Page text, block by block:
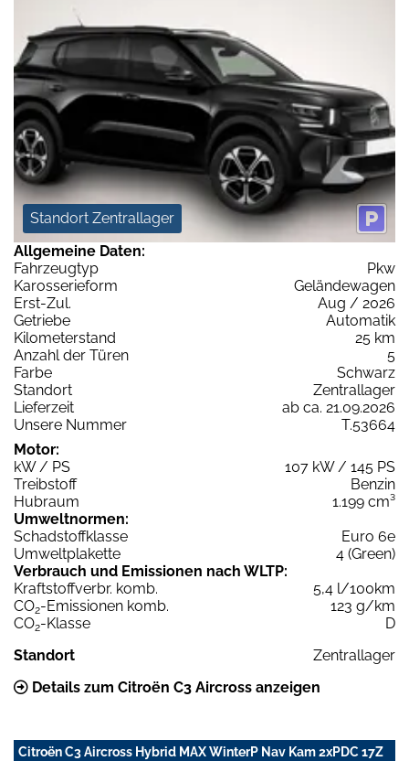
Standort Zentrallager
Allgemeine Daten:
Fahrzeugtyp
Pkw
Karosserieform
Geländewagen
Erst-Zul.
Aug / 2026
Getriebe
Automatik
Kilometerstand
25 km
Anzahl der Türen
5
Farbe
Schwarz
Standort
Zentrallager
Lieferzeit
ab ca. 21.09.2026
Unsere Nummer
T.53664
Motor:
kW / PS
107 kW / 145 PS
Treibstoff
Benzin
Hubraum
1.199 cm³
Umweltnormen:
Schadstoffklasse
Euro 6e
Umweltplakette
4 (Green)
Verbrauch und Emissionen nach WLTP:
Kraftstoffverbr. komb.
5,4 l/100km
CO2-Emissionen komb.
123 g/km
CO2-Klasse
D
Standort
Zentrallager
Details zum Citroën C3 Aircross anzeigen
Citroën C3 Aircross Hybrid MAX WinterP Nav Kam 2xPDC 17Z